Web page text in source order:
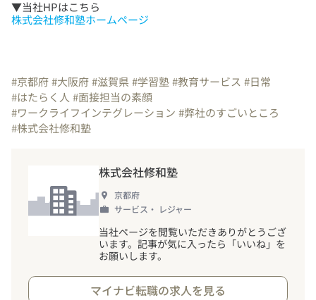
株式会社修和塾ホームページ
#京都府#大阪府#滋賀県#学習塾#教育サービス #日常
#はたらく人 #面接担当の素顔
#ワークライフインテグレーション #弊社のすごいところ
#株式会社修和塾
株式会社修和塾
京都府
サービス・ レジャー
当社ページを閲覧いただきありがとうござ
います。記事が気に入ったら「いいね」を
お願いします。
マイナビ転職の求人を見る